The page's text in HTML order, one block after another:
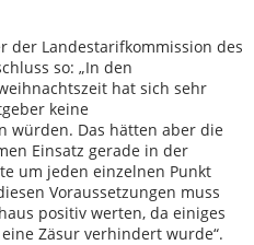
der Landestarifkommission des
so: „In den
hat sich sehr
keine
würden. Das hätten aber die
Einsatz gerade in der
um jeden einzelnen Punkt
Voraussetzungen muss
positiv werten, da einiges
Zäsur verhindert wurde“.